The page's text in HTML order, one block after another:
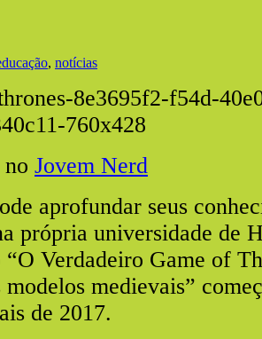
, notícias
Jovem Nerd
aprofundar seus
própria universidade de
“O Verdadeiro Game of
modelos medievais”
de 2017.